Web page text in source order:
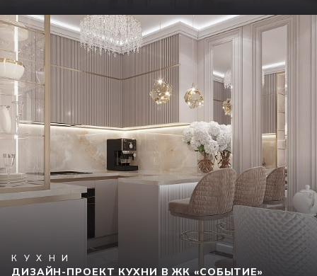
КУХНИ
ДИЗАЙН-ПРОЕКТ КУХНИ В ЖК «СОБЫТИЕ»